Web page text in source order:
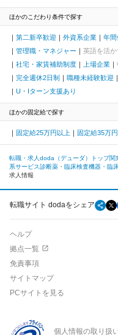
ほかのこだわり条件で探す
第二新卒歓迎 外資系企業 年間
管理職・マネジャー
英語を活か
社宅・家賃補助制度
上場企業
完全週休2日制
職種未経験歓迎
U・Iターン支援あり
ほかの固定給で探す
固定給25万円以上 固定給35万
転職・求人doda（デューダ）トップ関
系サービス診断薬・臨床検査機器・臨
求人情報
転職サイト dodaをシェア
ヘルプ
拠点一覧
免責事項
サイトマップ
PCサイトを見る
個人情報の取り扱